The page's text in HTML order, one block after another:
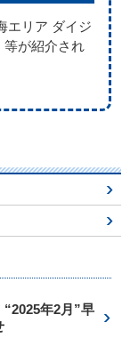
エリア ダイジ
等が紹介され
年2月”早